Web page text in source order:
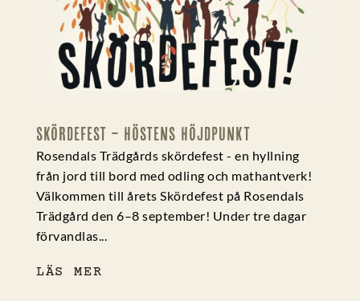
SKÖRDEFEST – HÖSTENS HÖJDPUNKT
Rosendals Trädgårds skördefest - en hyllning
från jord till bord med odling och mathantverk!
Välkommen till årets Skördefest på Rosendals
Trädgård den 6–8 september! Under tre dagar
förvandlas...
LÄS MER